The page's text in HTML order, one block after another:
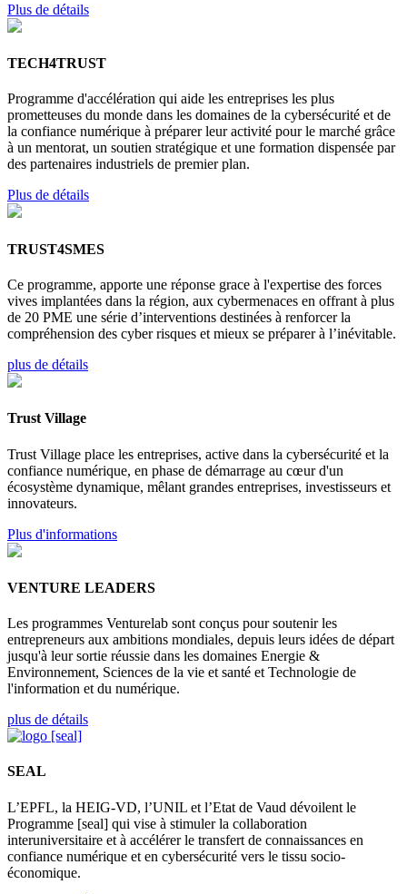
Plus de détails
TECH4TRUST
Programme d'accélération qui aide les entreprises les plus
prometteuses du monde dans les domaines de la cybersécurité et de
la confiance numérique à préparer leur activité pour le marché grâce
à un mentorat, un soutien stratégique et une formation dispensée par
des partenaires industriels de premier plan.
Plus de détails
TRUST4SMES
Ce programme, apporte une réponse grace à l'expertise des forces
vives implantées dans la région, aux cybermenaces en offrant à plus
de 20 PME une série d’interventions destinées à renforcer la
compréhension des cyber risques et mieux se préparer à l’inévitable.
plus de détails
Trust Village
Trust Village place les entreprises, active dans la cybersécurité et la
confiance numérique, en phase de démarrage au cœur d'un
écosystème dynamique, mêlant grandes entreprises, investisseurs et
innovateurs.
Plus d'informations
VENTURE LEADERS
Les programmes Venturelab sont conçus pour soutenir les
entrepreneurs aux ambitions mondiales, depuis leurs idées de départ
jusqu'à leur sortie réussie dans les domaines Energie &
Environnement, Sciences de la vie et santé et Technologie de
l'information et du numérique.
plus de détails
SEAL
L’EPFL, la HEIG-VD, l’UNIL et l’Etat de Vaud dévoilent le
Programme [seal] qui vise à stimuler la collaboration
interuniversitaire et à accélérer le transfert de connaissances en
confiance numérique et en cybersécurité vers le tissu socio-
économique.